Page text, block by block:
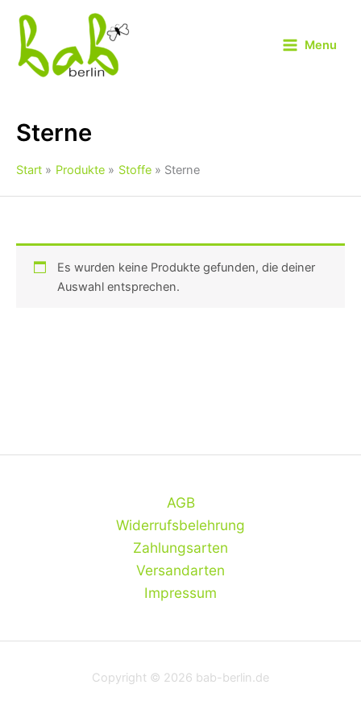
Inhalt
springen
Menu
Sterne
Start Produkte Stoffe Sterne
Es wurden keine Produkte gefunden, die deiner
Auswahl entsprechen.
AGB
Widerrufsbelehrung
Zahlungsarten
Versandarten
Impressum
Copyright © 2026 bab-berlin.de